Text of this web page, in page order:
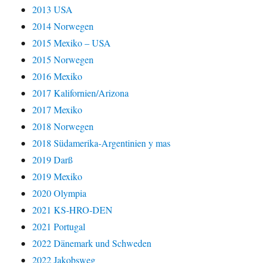
2013 USA
2014 Norwegen
2015 Mexiko – USA
2015 Norwegen
2016 Mexiko
2017 Kalifornien/Arizona
2017 Mexiko
2018 Norwegen
2018 Südamerika-Argentinien y mas
2019 Darß
2019 Mexiko
2020 Olympia
2021 KS-HRO-DEN
2021 Portugal
2022 Dänemark und Schweden
2022 Jakobsweg